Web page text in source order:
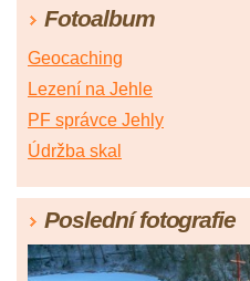
Fotoalbum
Geocaching
Lezení na Jehle
PF správce Jehly
Údržba skal
Poslední fotografie